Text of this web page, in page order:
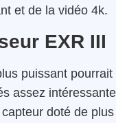
et de la vidéo 4k.
EXR III
puissant
assez
doté de